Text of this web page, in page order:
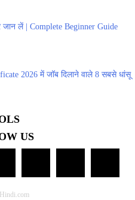
लें | Complete Beginner Guide
2026 में जॉब दिलाने वाले 8 सबसे धांसू
US